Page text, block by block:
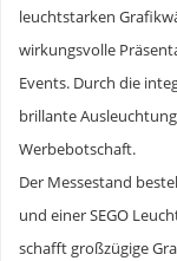
leuchtstarken
wirkungsvolle
Events. Durch die
brillante
Werbebotschaft.
Der Messestand
und einer SEGO
schafft großzügige